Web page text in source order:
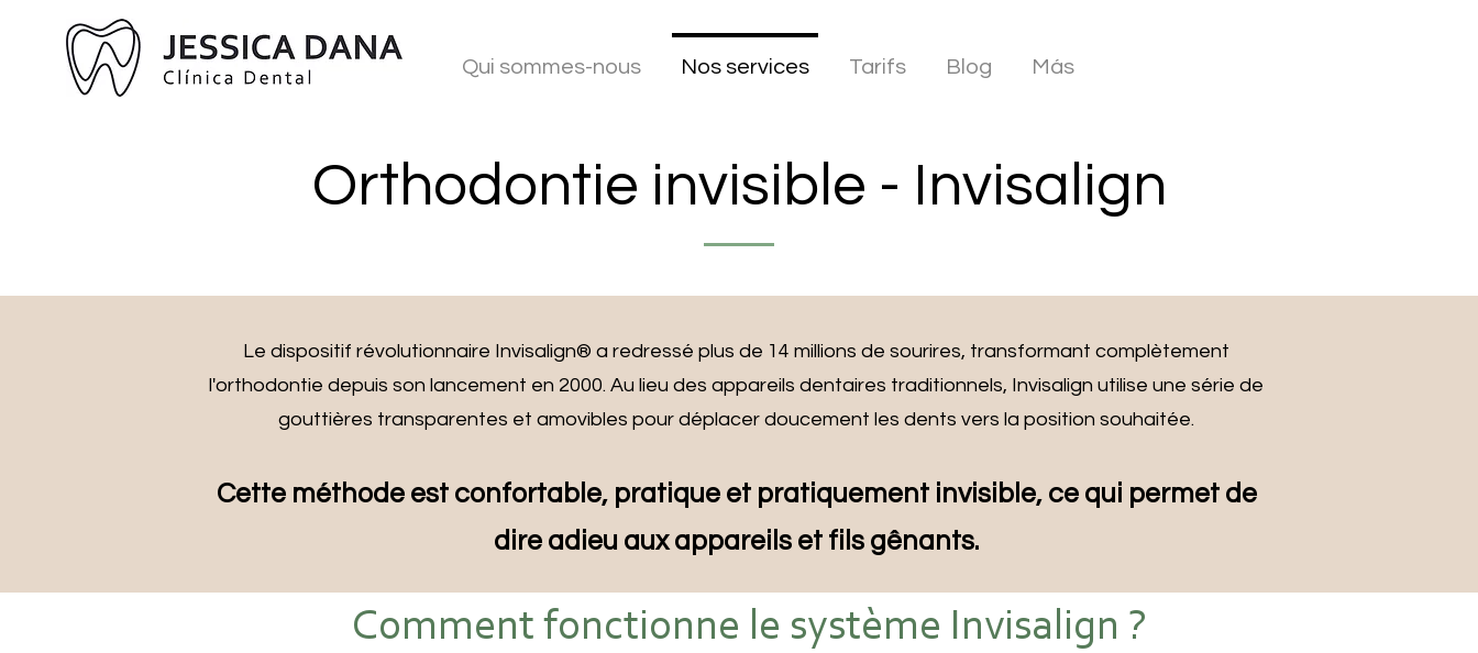
Qui sommes-nous Nos services Tarifs Blog Más
Orthodontie invisible - Invisalign
Le dispositif révolutionnaire Invisalign® a redressé plus de 14 millions de sourires, transformant complètement
l'orthodontie depuis son lancement en 2000. Au lieu des appareils dentaires traditionnels, Invisalign utilise une série de
gouttières transparentes et amovibles pour déplacer doucement les dents vers la position souhaitée.
Cette méthode est confortable, pratique et pratiquement invisible, ce qui permet de
dire adieu aux appareils et fils gênants.
Comment fonctionne le système Invisalign ?